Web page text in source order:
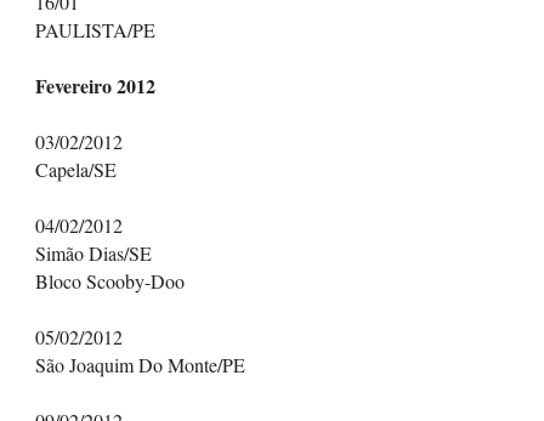
PAULISTA/PE
Fevereiro 2012
03/02/2012
Capela/SE
04/02/2012
Simão Dias/SE
Bloco Scooby-Doo
05/02/2012
São Joaquim Do Monte/PE